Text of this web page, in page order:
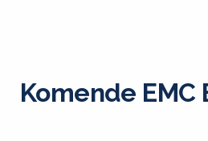
Komende EMC